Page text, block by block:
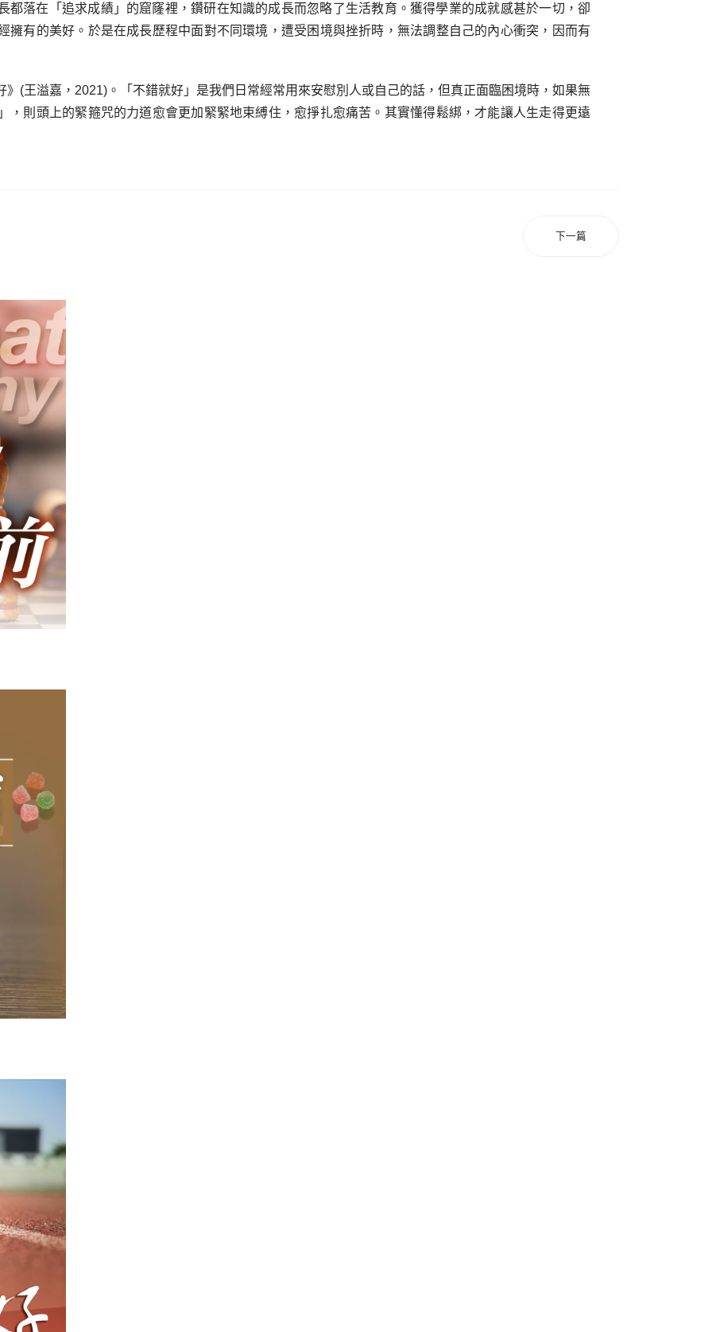
都落在「追求成績」的窟窿裡，鑽研在知識的成長而忽略了生活教育。獲得學業的成就感甚於一切，卻
擁有的美好。於是在成長歷程中面對不同環境，遭受困境與挫折時，無法調整自己的內心衝突，因而有
(王溢嘉，2021)。「不錯就好」是我們日常經常用來安慰別人或自己的話，但真正面臨困境時，如果無
，則頭上的緊箍咒的力道愈會更加緊緊地束縛住，愈掙扎愈痛苦。其實懂得鬆綁，才能讓人生走得更遠
下一篇